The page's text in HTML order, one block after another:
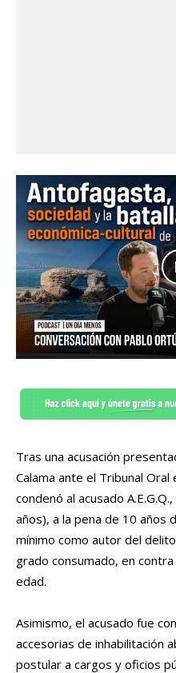
Tras una acusación
Calama ante el Tribunal Oral
condenó al acusado
años), a la pena de 10 años
mínimo como autor del
grado consumado, en
edad.
Asimismo, el acusado fue
accesorias de inhabilitación
postular a cargos y oficios